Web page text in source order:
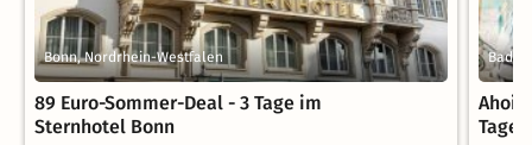
Bonn, Nordrhein-Westfalen
89 Euro-Sommer-Deal - 3 Tage im
Sternhotel Bonn
Bad
Tage